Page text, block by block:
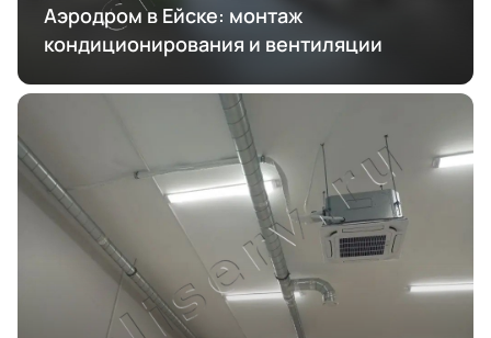
Аэродром в Ейске: монтаж
кондиционирования и вентиляции